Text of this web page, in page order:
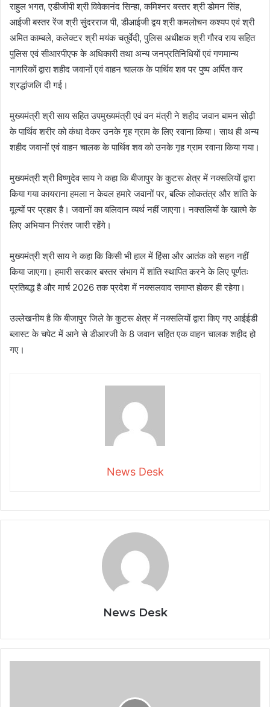
राहुल भगत, एडीजीपी श्री विवेकानंद सिन्हा, कमिश्नर बस्तर श्री डोमन सिंह,
आईजी बस्तर रेंज श्री सुंदरराज पी, डीआईजी द्वय श्री कमलोचन कश्यप एवं श्री
अमित काम्बले, कलेक्टर श्री मयंक चतुर्वेदी, पुलिस अधीक्षक श्री गौरव राय सहित
पुलिस एवं सीआरपीएफ के अधिकारी तथा अन्य जनप्रतिनिधियों एवं गणमान्य
नागरिकों द्वारा शहीद जवानों एवं वाहन चालक के पार्थिव शव पर पुष्प अर्पित कर
श्रद्धांजलि दी गई।
मुख्यमंत्री श्री साय सहित उपमुख्यमंत्री एवं वन मंत्री ने शहीद जवान बामन सोढ़ी
के पार्थिव शरीर को कंधा देकर उनके गृह ग्राम के लिए रवाना किया। साथ ही अन्य
शहीद जवानों एवं वाहन चालक के पार्थिव शव को उनके गृह ग्राम रवाना किया गया।
मुख्यमंत्री श्री विष्णुदेव साय ने कहा कि बीजापुर के कुटरू क्षेत्र में नक्सलियों द्वारा
किया गया कायराना हमला न केवल हमारे जवानों पर, बल्कि लोकतंत्र और शांति के
मूल्यों पर प्रहार है। जवानों का बलिदान व्यर्थ नहीं जाएगा। नक्सलियों के खात्मे के
लिए अभियान निरंतर जारी रहेंगे।
मुख्यमंत्री श्री साय ने कहा कि किसी भी हाल में हिंसा और आतंक को सहन नहीं
किया जाएगा। हमारी सरकार बस्तर संभाग में शांति स्थापित करने के लिए पूर्णतः
प्रतिबद्ध है और मार्च 2026 तक प्रदेश में नक्सलवाद समाप्त होकर ही रहेगा।
उल्लेखनीय है कि बीजापुर जिले के कुटरू क्षेत्र में नक्सलियों द्वारा किए गए आईईडी
ब्लास्ट के चपेट में आने से डीआरजी के 8 जवान सहित एक वाहन चालक शहीद हो
गए।
News Desk
News Desk